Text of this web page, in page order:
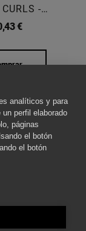
-
€
analíticos y para
perfil elaborado
páginas
el botón
el botón